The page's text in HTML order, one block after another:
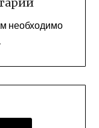
необходимо